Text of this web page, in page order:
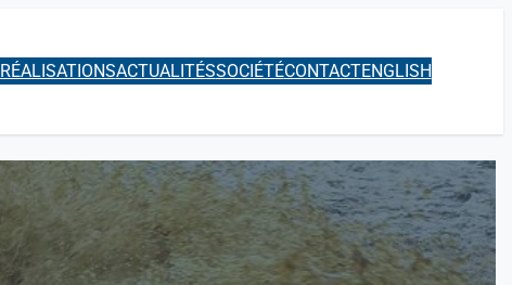
RÉALISATIONSACTUALITÉSSOCIÉTÉCONTACTENGLISH